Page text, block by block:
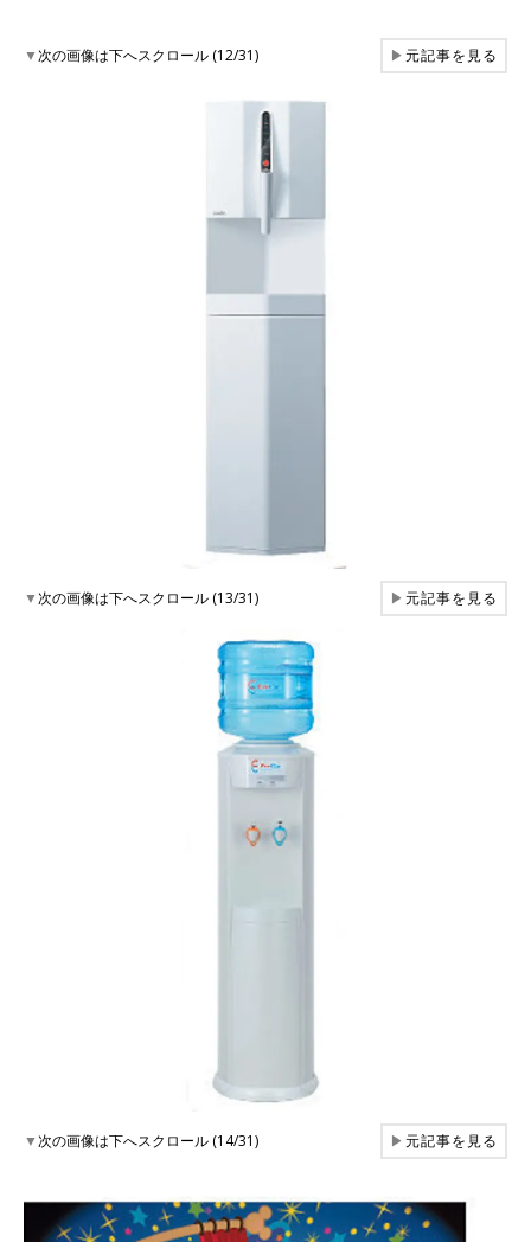
▼次の画像は下へスクロール (12/31) ▶元記事を見る
▼次の画像は下へスクロール (13/31) ▶元記事を見る
▼次の画像は下へスクロール (14/31) ▶元記事を見る